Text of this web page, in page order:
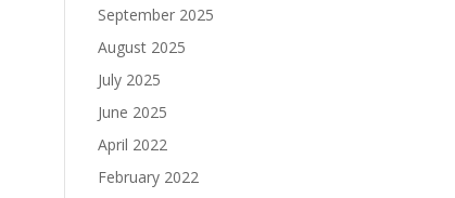
September 2025
August 2025
July 2025
June 2025
April 2022
February 2022